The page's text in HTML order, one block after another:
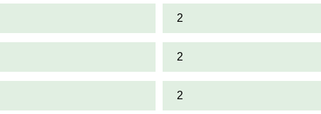
2
2
2